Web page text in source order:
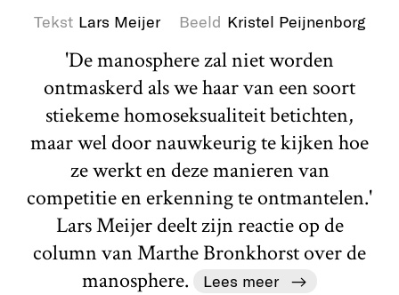
Tekst Lars Meijer Beeld Kristel Peijnenborg
'De manosphere zal niet worden
ontmaskerd als we haar van een soort
stiekeme homoseksualiteit betichten,
maar wel door nauwkeurig te kijken hoe
ze werkt en deze manieren van
competitie en erkenning te ontmantelen.'
Lars Meijer deelt zijn reactie op de
column van Marthe Bronkhorst over de
manosphere.
Lees meer